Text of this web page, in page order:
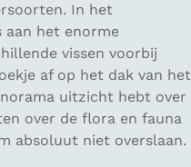
In het
aan het enorme
vissen voorbij
af op het dak van het
uitzicht hebt over
over de flora en fauna
absoluut niet overslaan.